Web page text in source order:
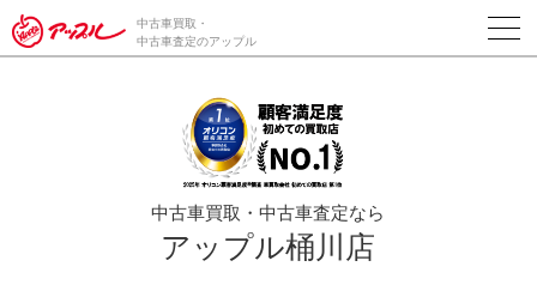
/*ABテスト_新規査定フォームの為のCVボタン*/
中古車買取・
中古車査定のアップル
中古車買取・中古車査定なら
アップル桶川店